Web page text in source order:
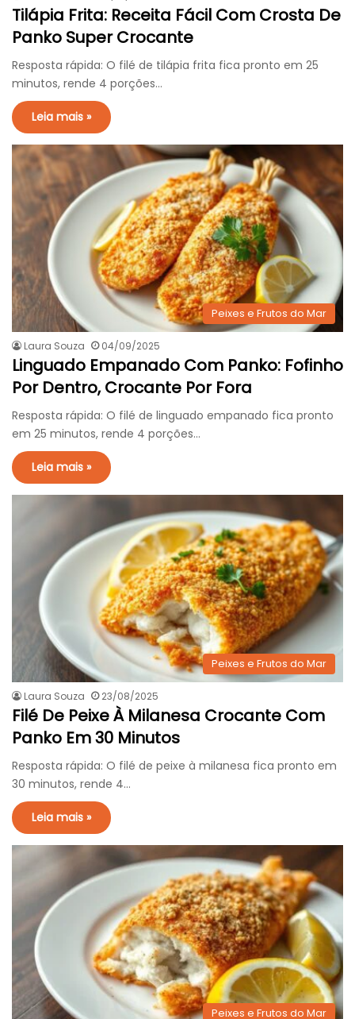
Tilápia Frita: Receita Fácil Com Crosta De
Panko Super Crocante
Resposta rápida: O filé de tilápia frita fica pronto em 25
minutos, rende 4 porções…
Leia mais »
Peixes e Frutos do Mar
Laura Souza 04/09/2025
Linguado Empanado Com Panko: Fofinho
Por Dentro, Crocante Por Fora
Resposta rápida: O filé de linguado empanado fica pronto
em 25 minutos, rende 4 porções…
Leia mais »
Peixes e Frutos do Mar
Laura Souza 23/08/2025
Filé De Peixe À Milanesa Crocante Com
Panko Em 30 Minutos
Resposta rápida: O filé de peixe à milanesa fica pronto em
30 minutos, rende 4…
Leia mais »
Peixes e Frutos do Mar